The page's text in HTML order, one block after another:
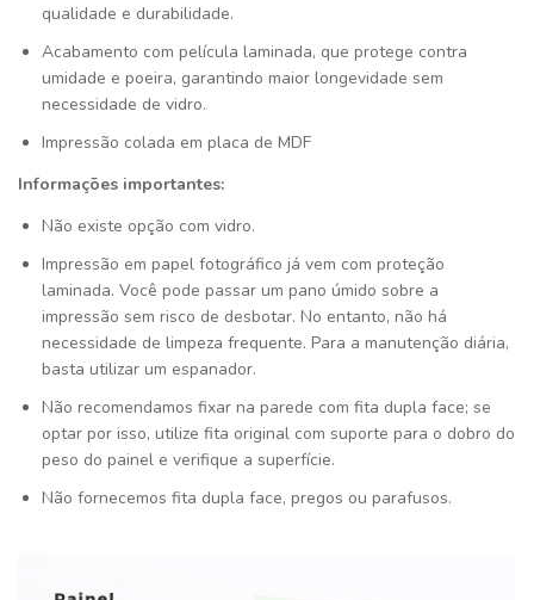
qualidade e durabilidade.
Acabamento com película laminada, que protege contra
umidade e poeira, garantindo maior longevidade sem
necessidade de vidro.
Impressão colada em placa de MDF
Informações importantes:
Não existe opção com vidro.
Impressão em papel fotográfico já vem com proteção
laminada. Você pode passar um pano úmido sobre a
impressão sem risco de desbotar. No entanto, não há
necessidade de limpeza frequente. Para a manutenção diária,
basta utilizar um espanador.
Não recomendamos fixar na parede com fita dupla face; se
optar por isso, utilize fita original com suporte para o dobro do
peso do painel e verifique a superfície.
Não fornecemos fita dupla face, pregos ou parafusos.